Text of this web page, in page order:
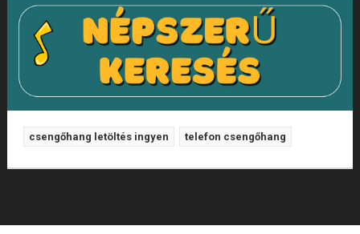
csengőhang letöltés ingyen telefon csengőhang